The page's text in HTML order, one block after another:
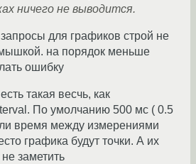
ничего не выводится.
для графиков строй не
на порядок меньше
ошибку
такая весчь, как
По умолчанию 500 мс ( 0.5
время между измерениями
графика будут точки. А их
заметить